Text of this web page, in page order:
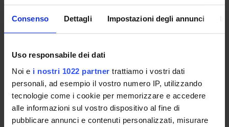
Consenso Dettagli Impostazioni degli annunci
Uso responsabile dei dati
Noi e i nostri 1022 partner trattiamo i vostri dati
personali, ad esempio il vostro numero IP, utilizzando
tecnologie come i cookie per memorizzare e accedere
alle informazioni sul vostro dispositivo al fine di
pubblicare annunci e contenuti personalizzati, misurare
PHD PROGRAMMES AND POSTGRADUATE
TRAINING
Contacts